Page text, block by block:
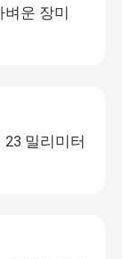
운 장미
밀리미터